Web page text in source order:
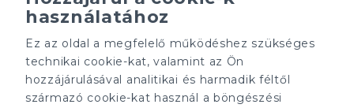
működik.
ÁRFOLYAM 07/08/2026
EUR 366.4 HUF
használatához
Ez az oldal a megfelelő működéshez szükséges
technikai cookie-kat, valamint az Ön
hozzájárulásával analitikai és harmadik féltől
származó cookie-kat használ a böngészési